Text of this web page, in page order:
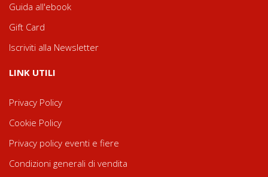
Guida all'ebook
Gift Card
Iscriviti alla Newsletter
LINK UTILI
Privacy Policy
Cookie Policy
Privacy policy eventi e fiere
Condizioni generali di vendita